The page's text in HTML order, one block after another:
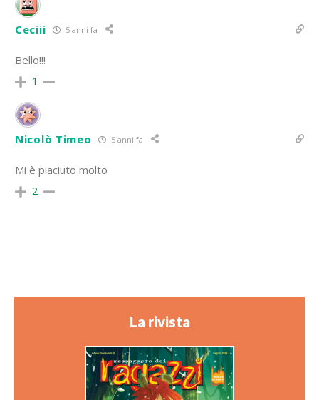
Ceciii 5 anni fa
Bello!!!
1
Nicolò Timeo 5 anni fa
Mi è piaciuto molto
2
La rivista